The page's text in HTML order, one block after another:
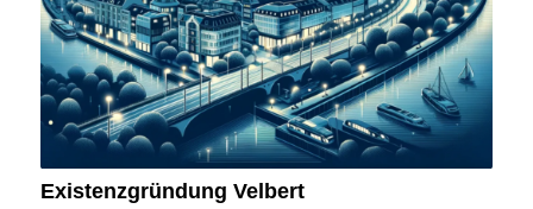
Existenzgründung Velbert